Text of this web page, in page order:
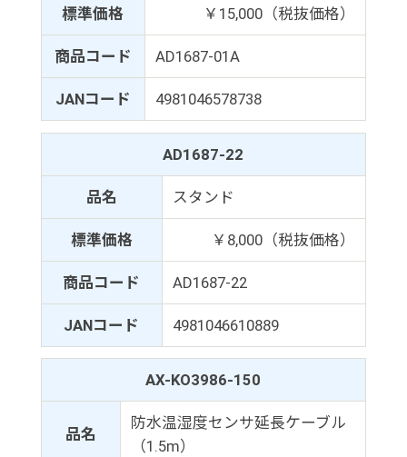
標準価格 ￥15,000（税抜価格）
商品コード AD1687-01A
JANコード 4981046578738
AD1687-22
品名 スタンド
標準価格 ￥8,000（税抜価格）
商品コード AD1687-22
JANコード 4981046610889
AX-KO3986-150
品名
防水温湿度センサ延長ケーブル
（1.5m）